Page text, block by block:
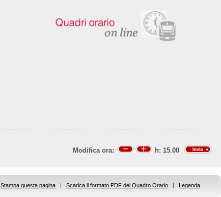
Modifica ora: h: 15.00
Stampa questa pagina | Scarica il formato PDF del Quadro Orario | Legenda